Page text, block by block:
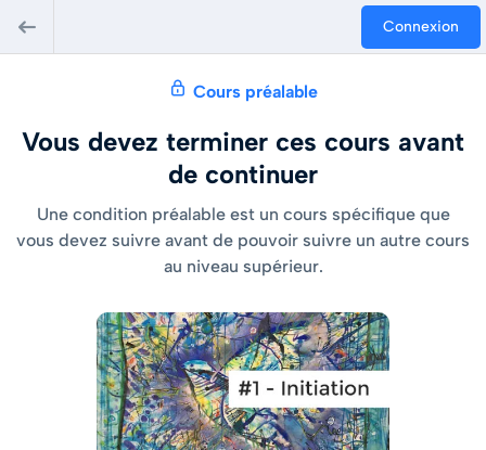
Connexion
Cours préalable
Vous devez terminer ces cours avant
de continuer
Une condition préalable est un cours spécifique que
vous devez suivre avant de pouvoir suivre un autre cours
au niveau supérieur.